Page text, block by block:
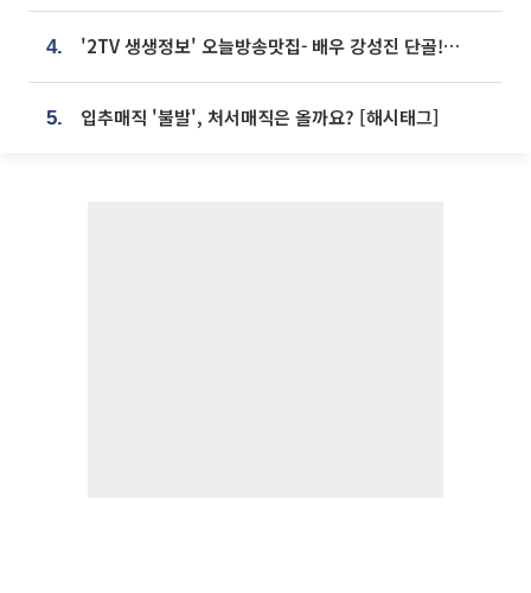
4. '2TV 생생정보' 오늘방송맛집- 배우 강성진 단골! 쌀국수ㆍ푸팟퐁 커리 맛집 '블○○○'
5. 입추매직 '불발', 처서매직은 올까요? [해시태그]